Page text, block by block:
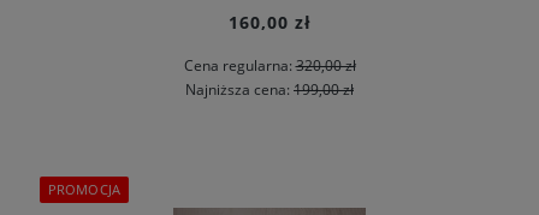
160,00 zł
Cena regularna:320,00 zł
Najniższa cena: 199,00 zł
PROMOCJA